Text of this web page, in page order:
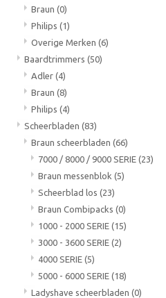
Braun (0)
Philips (1)
Overige Merken (6)
Baardtrimmers (50)
Adler (4)
Braun (8)
Philips (4)
Scheerbladen (83)
Braun scheerbladen (66)
7000 / 8000 / 9000 SERIE (23)
Braun messenblok (5)
Scheerblad los (23)
Braun Combipacks (0)
1000 - 2000 SERIE (15)
3000 - 3600 SERIE (2)
4000 SERIE (5)
5000 - 6000 SERIE (18)
Ladyshave scheerbladen (0)